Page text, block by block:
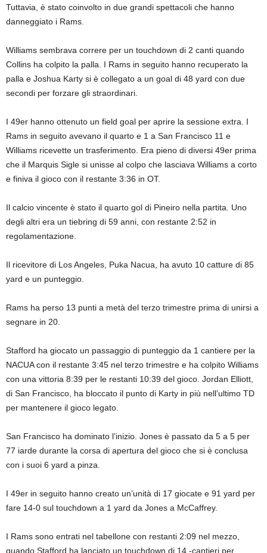
Tuttavia, è stato coinvolto in due grandi spettacoli che hanno
danneggiato i Rams.
Williams sembrava correre per un touchdown di 2 canti quando
Collins ha colpito la palla. I Rams in seguito hanno recuperato la
palla e Joshua Karty si è collegato a un goal di 48 yard con due
secondi per forzare gli straordinari.
I 49er hanno ottenuto un field goal per aprire la sessione extra. I
Rams in seguito avevano il quarto e 1 a San Francisco 11 e
Williams ricevette un trasferimento. Era pieno di diversi 49er prima
che il Marquis Sigle si unisse al colpo che lasciava Williams a corto
e finiva il gioco con il restante 3:36 in OT.
Il calcio vincente è stato il quarto gol di Pineiro nella partita. Uno
degli altri era un tiebring di 59 anni, con restante 2:52 in
regolamentazione.
Il ricevitore di Los Angeles, Puka Nacua, ha avuto 10 catture di 85
yard e un punteggio.
Rams ha perso 13 punti a metà del terzo trimestre prima di unirsi a
segnare in 20.
Stafford ha giocato un passaggio di punteggio da 1 cantiere per la
NACUA con il restante 3:45 nel terzo trimestre e ha colpito Williams
con una vittoria 8:39 per le restanti 10:39 del gioco. Jordan Elliott,
di San Francisco, ha bloccato il punto di Karty in più nell’ultimo TD
per mantenere il gioco legato.
San Francisco ha dominato l’inizio. Jones è passato da 5 a 5 per
77 iarde durante la corsa di apertura del gioco che si è conclusa
con i suoi 6 yard a pinza.
I 49er in seguito hanno creato un’unità di 17 giocate e 91 yard per
fare 14-0 sul touchdown a 1 yard da Jones a McCaffrey.
I Rams sono entrati nel tabellone con restanti 2:09 nel mezzo,
quando Stafford ha lanciato un touchdown di 14 -cantieri per